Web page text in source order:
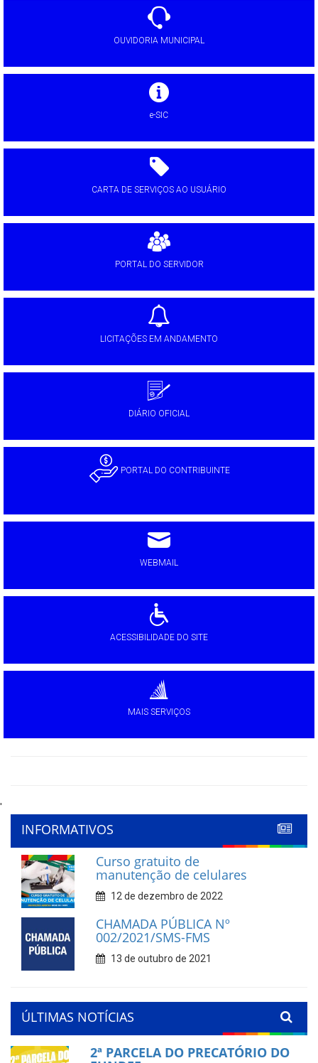
OUVIDORIA MUNICIPAL
e-SIC
CARTA DE SERVIÇOS AO USUÁRIO
PORTAL DO SERVIDOR
LICITAÇÕES EM ANDAMENTO
DIÁRIO OFICIAL
PORTAL DO CONTRIBUINTE
WEBMAIL
ACESSIBILIDADE DO SITE
MAIS SERVIÇOS
'
INFORMATIVOS
Curso gratuito de
manutenção de celulares
12 de dezembro de 2022
CHAMADA PÚBLICA Nº
002/2021/SMS-FMS
13 de outubro de 2021
ÚLTIMAS NOTÍCIAS
2ª PARCELA DO PRECATÓRIO DO